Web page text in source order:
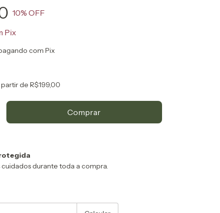
10% OFF
Pix
com Pix
partir deR$199,00
cuidados durante toda a compra.